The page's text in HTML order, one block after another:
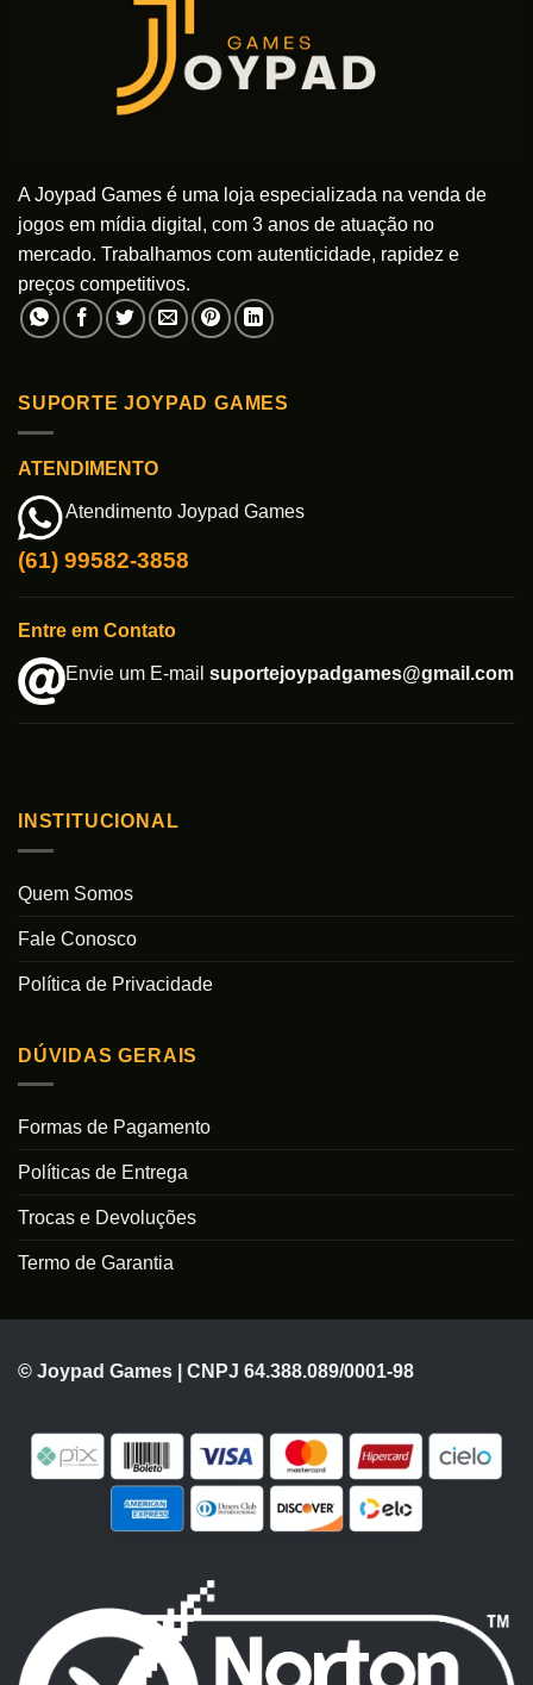
A Joypad Games é uma loja especializada na venda de
jogos em mídia digital, com 3 anos de atuação no
mercado. Trabalhamos com autenticidade, rapidez e
preços competitivos.
SUPORTE JOYPAD GAMES
ATENDIMENTO
Atendimento Joypad Games
(61) 99582-3858
Entre em Contato
Envie um E-mail suportejoypadgames@gmail.com
INSTITUCIONAL
Quem Somos
Fale Conosco
Política de Privacidade
DÚVIDAS GERAIS
Formas de Pagamento
Políticas de Entrega
Trocas e Devoluções
Termo de Garantia
© Joypad Games | CNPJ 64.388.089/0001-98